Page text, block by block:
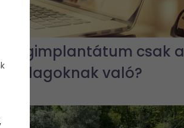
A fogimplantátum csak a
való?